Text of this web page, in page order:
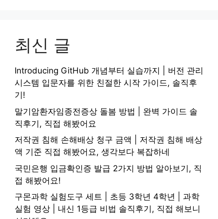
최신 글
Introducing GitHub 개념부터 실습까지 | 버전 관리
시스템 입문자를 위한 친절한 시작 가이드, 솔직후
기!
말기암환자임종전증상 돌봄 방법 | 완벽 가이드 솔
직후기, 직접 해봤어요
저작권 침해 손해배상 청구 금액 | 저작권 침해 배상
액 기준 직접 해봤어요, 생각보다 복잡하네
국민은행 입금확인증 발급 2가지 방법 알아보기, 직
접 해봤어요!
구몬과학 실험도구 세트 | 초등 3학년 4학년 | 과학
실험 영상 | 내신 1등급 비법 솔직후기, 직접 해보니